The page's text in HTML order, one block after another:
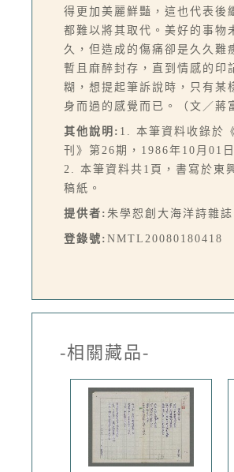
得更加美麗鮮豔，這也代表後
都難以將其取代。美好的事物
久，但造成的傷痛卻是久久難
暫且麻醉封存，直到情感的印
糊，想提起筆訴說時，只有某
身而過的感覺而已。（文／蔣
其他說明: 1. 本筆資料收錄於
刊》第26期，1986年10月01
2. 本筆資料共1頁，書寫於東
稿紙。
提供者: 朱學恕創大海洋詩雜誌
登錄號: NMTL20080180418
-相關藏品-